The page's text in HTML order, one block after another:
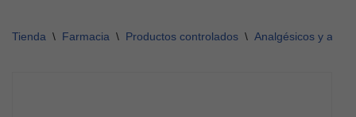
Tienda \ Farmacia \ Productos controlados \ Analgésicos y